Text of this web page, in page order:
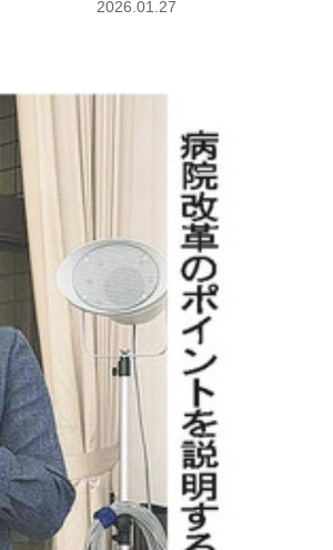
2026.01.27